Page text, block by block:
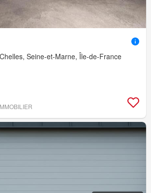
Seine-et-Marne, Île-de-France